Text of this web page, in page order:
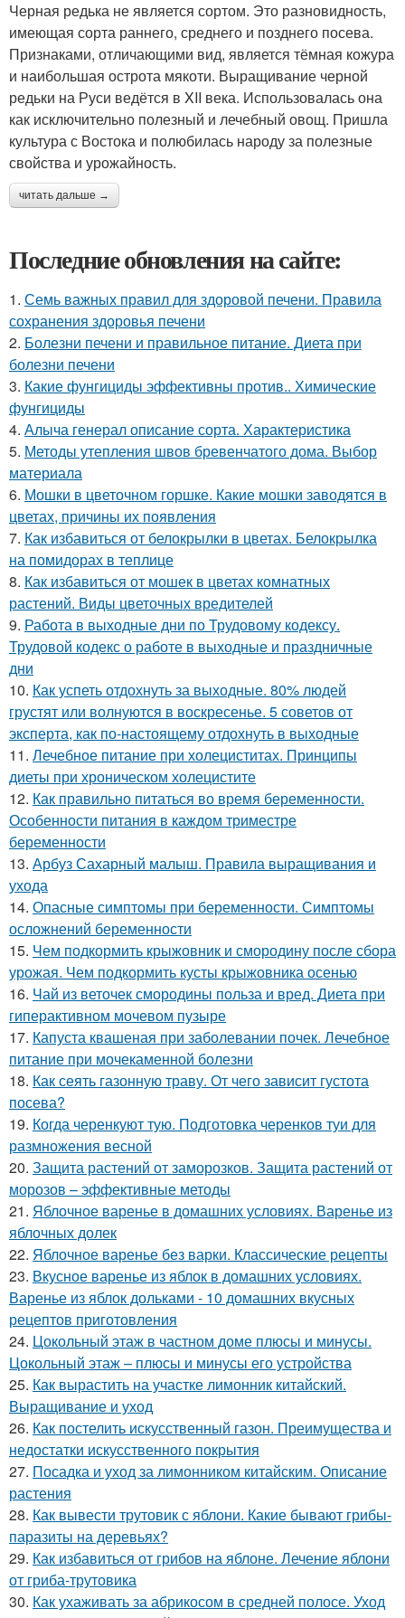
Черная редька не является сортом. Это разновидность,
имеющая сорта раннего, среднего и позднего посева.
Признаками, отличающими вид, является тёмная кожура
и наибольшая острота мякоти. Выращивание черной
редьки на Руси ведётся в XII века. Использовалась она
как исключительно полезный и лечебный овощ. Пришла
культура с Востока и полюбилась народу за полезные
свойства и урожайность.
читать дальше →
Последние обновления на сайте:
1. Семь важных правил для здоровой печени. Правила
сохранения здоровья печени
2. Болезни печени и правильное питание. Диета при
болезни печени
3. Какие фунгициды эффективны против.. Химические
фунгициды
4. Алыча генерал описание сорта. Характеристика
5. Методы утепления швов бревенчатого дома. Выбор
материала
6. Мошки в цветочном горшке. Какие мошки заводятся в
цветах, причины их появления
7. Как избавиться от белокрылки в цветах. Белокрылка
на помидорах в теплице
8. Как избавиться от мошек в цветах комнатных
растений. Виды цветочных вредителей
9. Работа в выходные дни по Трудовому кодексу.
Трудовой кодекс о работе в выходные и праздничные
дни
10. Как успеть отдохнуть за выходные. 80% людей
грустят или волнуются в воскресенье. 5 советов от
эксперта, как по-настоящему отдохнуть в выходные
11. Лечебное питание при холециститах. Принципы
диеты при хроническом холецистите
12. Как правильно питаться во время беременности.
Особенности питания в каждом триместре
беременности
13. Арбуз Сахарный малыш. Правила выращивания и
ухода
14. Опасные симптомы при беременности. Симптомы
осложнений беременности
15. Чем подкормить крыжовник и смородину после сбора
урожая. Чем подкормить кусты крыжовника осенью
16. Чай из веточек смородины польза и вред. Диета при
гиперактивном мочевом пузыре
17. Капуста квашеная при заболевании почек. Лечебное
питание при мочекаменной болезни
18. Как сеять газонную траву. От чего зависит густота
посева?
19. Когда черенкуют тую. Подготовка черенков туи для
размножения весной
20. Защита растений от заморозков. Защита растений от
морозов – эффективные методы
21. Яблочное варенье в домашних условиях. Варенье из
яблочных долек
22. Яблочное варенье без варки. Классические рецепты
23. Вкусное варенье из яблок в домашних условиях.
Варенье из яблок дольками - 10 домашних вкусных
рецептов приготовления
24. Цокольный этаж в частном доме плюсы и минусы.
Цокольный этаж – плюсы и минусы его устройства
25. Как вырастить на участке лимонник китайский.
Выращивание и уход
26. Как постелить искусственный газон. Преимущества и
недостатки искусственного покрытия
27. Посадка и уход за лимонником китайским. Описание
растения
28. Как вывести трутовик с яблони. Какие бывают грибы-
паразиты на деревьях?
29. Как избавиться от грибов на яблоне. Лечение яблони
от гриба-трутовика
30. Как ухаживать за абрикосом в средней полосе. Уход